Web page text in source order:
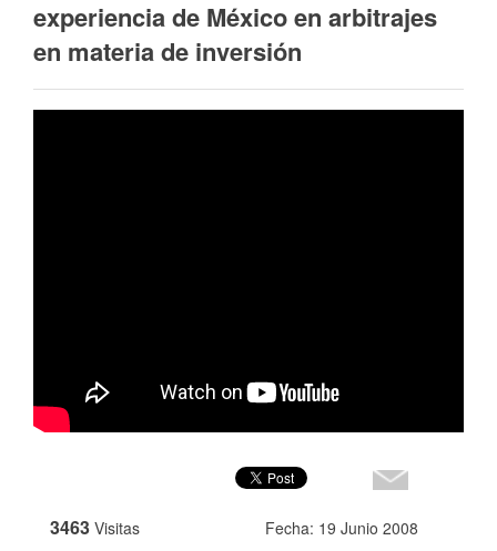
experiencia de México en arbitrajes
en materia de inversión
3463 Visitas Fecha: 19 Junio 2008